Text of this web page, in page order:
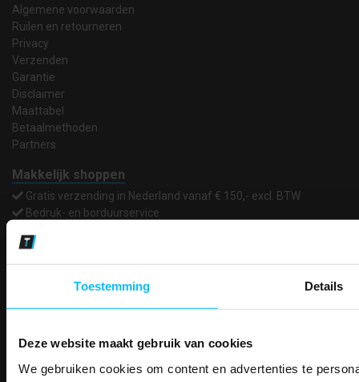
Toestemming Details
Deze website maakt gebruik van cookies
We gebruiken cookies om content en advertenties te
Algemene voorwaarden
Ruilen en retourneren
Privacy
Verzenden
Garantie
Disclaimer
Maattabel
Betaalmethoden
Partners
Makkelijk shoppen
Gratis verzending in Nederland vanaf € 150,- excl. BTW
Bedruk- en borduurservice
Betaalwijze